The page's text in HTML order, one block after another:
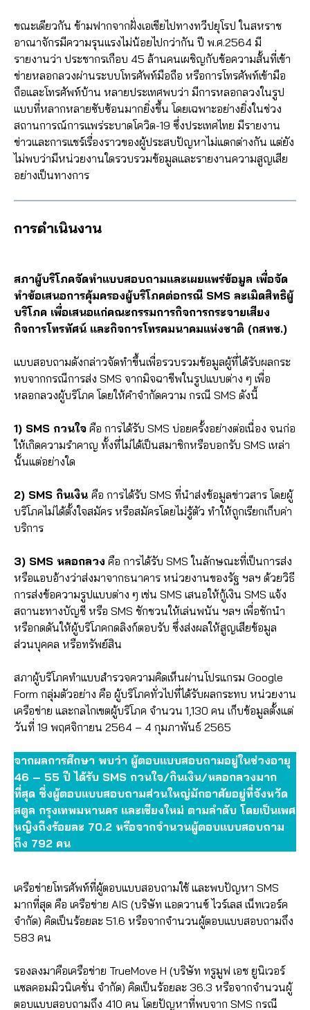
ขณะเดียวกัน ข้ามฟากจากฝั่งเอเชียไปทางทวีปยุโรป ในสหราช
อาณาจักรมีความรุนแรงไม่น้อยไปกว่ากัน ปี พ.ศ.2564 มี
รายงานว่า ประชากรเกือบ 45 ล้านคนเผชิญกับข้อความสั้นที่เข้า
ข่ายหลอกลวงผ่านระบบโทรศัพท์มือถือ หรือการโทรศัพท์เข้ามือ
ถือและโทรศัพท์บ้าน หลายประเทศพบว่า มีการหลอกลวงในรูป
แบบที่หลากหลายซับซ้อนมากยิ่งขึ้น โดยเฉพาะอย่างยิ่งในช่วง
สถานการณ์การแพร่ระบาดโควิด-19 ซึ่งประเทศไทย มีรายงาน
ข่าวและการแชร์เรื่องราวของผู้ประสบปัญหาไม่แตกต่างกัน แต่ยัง
ไม่พบว่ามีหน่วยงานใดรวบรวมข้อมูลและรายงานความสูญเสีย
อย่างเป็นทางการ
การดำเนินงาน
สภาผู้บริโภคจัดทำแบบสอบถามและเผยแพร่ข้อมูล เพื่อจัด
ทำข้อเสนอการคุ้มครองผู้บริโภคต่อกรณี SMS ละเมิดสิทธิผู้
บริโภค เพื่อเสนอแก่คณะกรรมการกิจการกระจายเสียง
กิจการโทรทัศน์ และกิจการโทรคมนาคมแห่งชาติ (กสทช.)
แบบสอบถามดังกล่าวจัดทำขึ้นเพื่อรวบรวมข้อมูลผู้ที่ได้รับผลกระ
ทบจากกรณีการส่ง SMS จากมิจฉาชีพในรูปแบบต่าง ๆ เพื่อ
หลอกลวงผู้บริโภค โดยให้คำจำกัดความ กรณี SMS ดังนี้
1) SMS กวนใจ คือ การได้รับ SMS บ่อยครั้งอย่างต่อเนื่อง จนก่อ
ให้เกิดความรำคาญ ทั้งที่ไม่ได้เป็นสมาชิกหรือบอกรับ SMS เหล่า
นั้นแต่อย่างใด
2) SMS กินเงิน คือ การได้รับ SMS ที่นำส่งข้อมูลข่าวสาร โดยผู้
บริโภคไม่ได้ตั้งใจสมัคร หรือสมัครโดยไม่รู้ตัว ทำให้ถูกเรียกเก็บค่า
บริการ
3) SMS หลอกลวง คือ การได้รับ SMS ในลักษณะที่เป็นการส่ง
หรือแอบอ้างว่าส่งมาจากธนาคาร หน่วยงานของรัฐ ฯลฯ ด้วยวิธี
การส่งข้อความรูปแบบต่าง ๆ เช่น SMS เสนอให้กู้เงิน SMS แจ้ง
สถานะทางบัญชี หรือ SMS ชักชวนให้เล่นพนัน ฯลฯ เพื่อชักนำ
หรือกดดันให้ผู้บริโภคกดลิงก์ตอบรับ ซึ่งส่งผลให้สูญเสียข้อมูล
ส่วนบุคคล หรือทรัพย์สิน
สภาผู้บริโภคทำแบบสำรวจความคิดเห็นผ่านโปรแกรม Google
Form กลุ่มตัวอย่าง คือ ผู้บริโภคทั่วไปที่ได้รับผลกระทบ หน่วยงาน
เครือข่าย และกลไกเขตผู้บริโภค จำนวน 1,130 คน เก็บข้อมูลตั้งแต่
วันที่ 19 พฤศจิกายน 2564 – 4 กุมภาพันธ์ 2565
จากผลการศึกษา พบว่า ผู้ตอบแบบสอบถามอยู่ในช่วงอายุ
46 – 55 ปี ได้รับ SMS กวนใจ/กินเงิน/หลอกลวงมาก
ที่สุด ซึ่งผู้ตอบแบบสอบถามส่วนใหญ่มักอาศัยอยู่ที่จังหวัด
สตูล กรุงเทพมหานคร และเชียงใหม่ ตามลำดับ โดยเป็นเพศ
หญิงถึงร้อยละ 70.2 หรือจากจำนวนผู้ตอบแบบสอบถาม
ถึง 792 คน
เครือข่ายโทรศัพท์ที่ผู้ตอบแบบสอบถามใช้ และพบปัญหา SMS
มากที่สุด คือ เครือข่าย AIS (บริษัท แอดวานซ์ ไวร์เลส เน็ทเวอร์ค
จํากัด) คิดเป็นร้อยละ 51.6 หรือจากจำนวนผู้ตอบแบบสอบถามถึง
583 คน
รองลงมาคือเครือข่าย TrueMove H (บริษัท ทรูมูฟ เอช ยูนิเวอร์
แซลคอมมิวนิเคชั่น จำกัด) คิดเป็นร้อยละ 36.3 หรือจากจำนวนผู้
ตอบแบบสอบถามถึง 410 คน โดยปัญหาที่พบจาก SMS กรณี